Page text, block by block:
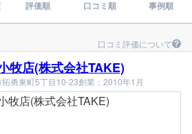
評価順 口コミ順 事例順
口コミ評価について
牧店(株式会社TAKE)
勇東町5丁目10-23創業：2010年1月